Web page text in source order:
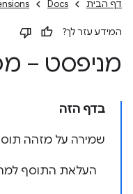
דף הבית Docs
המידע עזר לך?
מניפסט –
בדף הזה
שמירה על מזהה
העלאת התוסף